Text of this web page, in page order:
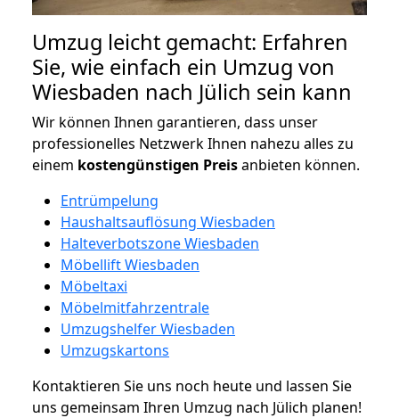
Umzug leicht gemacht: Erfahren
Sie, wie einfach ein Umzug von
Wiesbaden nach Jülich sein kann
Wir können Ihnen garantieren, dass unser
professionelles Netzwerk Ihnen nahezu alles zu
einem kostengünstigen Preisanbieten können.
Entrümpelung
Haushaltsauflösung Wiesbaden
Halteverbotszone Wiesbaden
Möbellift Wiesbaden
Möbeltaxi
Möbelmitfahrzentrale
Umzugshelfer Wiesbaden
Umzugskartons
Kontaktieren Sie uns noch heute und lassen Sie
uns gemeinsam Ihren Umzug nach Jülich planen!